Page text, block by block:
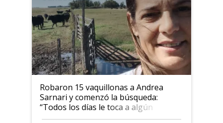
Robaron 15 vaquillonas a Andrea
Sarnari y comenzó la búsqueda:
“Todos los días le toca a algún
productor”